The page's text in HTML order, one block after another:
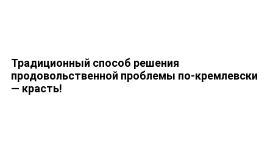
Традиционный способ решения
продовольственной проблемы по-кремлевски
— красть!